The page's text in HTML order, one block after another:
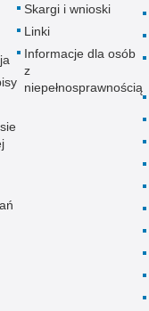
Skargi i wnioski
Linki
Informacje dla osób
z
niepełnosprawnością